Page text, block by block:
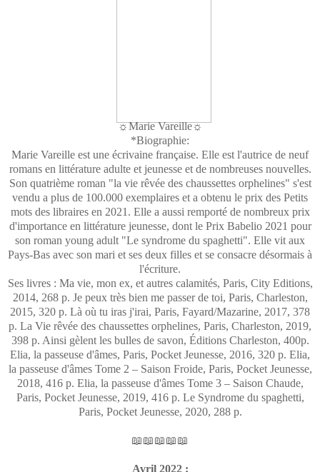
☼Marie Vareille☼
*Biographie:
Marie Vareille est une écrivaine française. Elle est l'autrice de neuf
romans en littérature adulte et jeunesse et de nombreuses nouvelles.
Son quatrième roman "la vie rêvée des chaussettes orphelines" s'est
vendu a plus de 100.000 exemplaires et a obtenu le prix des Petits
mots des libraires en 2021. Elle a aussi remporté de nombreux prix
d'importance en littérature jeunesse, dont le Prix Babelio 2021 pour
son roman young adult "Le syndrome du spaghetti". Elle vit aux
Pays-Bas avec son mari et ses deux filles et se consacre désormais à
l'écriture.
Ses livres : Ma vie, mon ex, et autres calamités, Paris, City Editions,
2014, 268 p. Je peux très bien me passer de toi, Paris, Charleston,
2015, 320 p. Là où tu iras j'irai, Paris, Fayard/Mazarine, 2017, 378
p. La Vie rêvée des chaussettes orphelines, Paris, Charleston, 2019,
398 p. Ainsi gèlent les bulles de savon, Éditions Charleston, 400p.
Elia, la passeuse d'âmes, Paris, Pocket Jeunesse, 2016, 320 p. Elia,
la passeuse d'âmes Tome 2 – Saison Froide, Paris, Pocket Jeunesse,
2018, 416 p. Elia, la passeuse d'âmes Tome 3 – Saison Chaude,
Paris, Pocket Jeunesse, 2019, 416 p. Le Syndrome du spaghetti,
Paris, Pocket Jeunesse, 2020, 288 p.
📖📖📖📖📖
Avril 2022 :